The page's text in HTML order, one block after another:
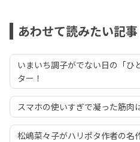
あわせて読みたい記事
いまいち調子がでない日の「ひ
ター！
スマホの使いすぎで凝った筋肉
松嶋菜々子がハリポタ作者の名